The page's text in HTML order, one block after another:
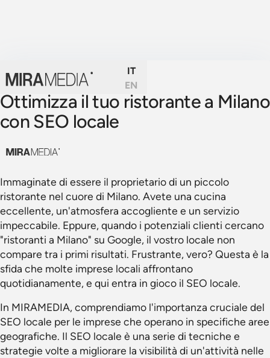
IT
EN
Ottimizza il tuo ristorante a Milano
con SEO locale
Immaginate di essere il proprietario di un piccolo
ristorante nel cuore di Milano. Avete una cucina
eccellente, un'atmosfera accogliente e un servizio
impeccabile. Eppure, quando i potenziali clienti cercano
"ristoranti a Milano" su Google, il vostro locale non
compare tra i primi risultati. Frustrante, vero? Questa è la
sfida che molte imprese locali affrontano
quotidianamente, e qui entra in gioco il SEO locale.
In MIRAMEDIA, comprendiamo l'importanza cruciale del
SEO locale per le imprese che operano in specifiche aree
geografiche. Il SEO locale è una serie di tecniche e
strategie volte a migliorare la visibilità di un'attività nelle